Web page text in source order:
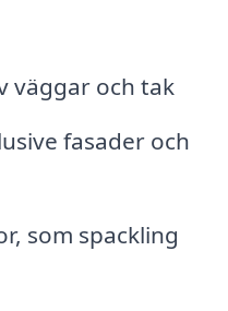
väggar och tak
fasader och
som spackling